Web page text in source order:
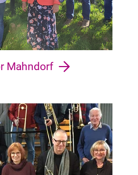
Mahndorf
Regensburger Straße,